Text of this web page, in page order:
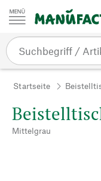
Zum Inhalt springen
Startseite
Mittelgrau